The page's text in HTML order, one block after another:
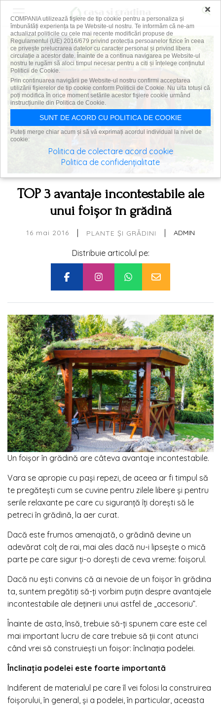
TOP 3 avantaje incontestabile ale
unui foișor în grădină
16 mai 2016 | PLANTE ȘI GRĂDINI | ADMIN
Distribuie articolul pe:
Un foișor în grădină are câteva avantaje incontestabile.
Vara se apropie cu pași repezi, de aceea ar fi timpul să
te pregătești cum se cuvine pentru zilele libere și pentru
serile relaxante pe care cu siguranță îți dorești să le
petreci în grădină, la aer curat.
Dacă este frumos amenajată, o grădină devine un
adevărat colț de rai, mai ales dacă nu-i lipsește o mică
parte pe care sigur ți-o dorești de ceva vreme: foișorul.
Dacă nu ești convins că ai nevoie de un foișor în grădina
ta, suntem pregătiți să-ți vorbim puțin despre avantajele
incontestabile ale deținerii unui astfel de „accesoriu”.
Înainte de asta, însă, trebuie să-ți spunem care este cel
mai important lucru de care trebuie să ții cont atunci
când vrei să construiești un foișor: înclinația podelei.
Înclinația podelei este foarte importantă
Indiferent de materialul pe care îl vei folosi la construirea
foișorului, în general, și a podelei, în particular, aceasta
×
COMPANIA utilizează fişiere de tip cookie pentru a personaliza și
îmbunătăți experiența ta pe Website-ul nostru. Te informăm că ne-am
actualizat politicile cu cele mai recente modificări propuse de
Regulamentul (UE) 2016/679 privind protecția persoanelor fizice în ceea
ce privește prelucrarea datelor cu caracter personal și privind libera
circulație a acestor date. Înainte de a continua navigarea pe Website-ul
nostru te rugăm să aloci timpul necesar pentru a citi și înțelege conținutul
Politicii de Cookie.
Prin continuarea navigării pe Website-ul nostru confirmi acceptarea
utilizării fişierelor de tip cookie conform Politicii de Cookie. Nu uita totuși că
poți modifica în orice moment setările acestor fişiere cookie urmând
instrucțiunile din Politica de Cookie.
SUNT DE ACORD CU POLITICA DE COOKIE
Puteți merge chiar acum și să vă exprimați acordul individual la nivel de
cookie:
Politica de colectare acord cookie
Politica de confidențialitate